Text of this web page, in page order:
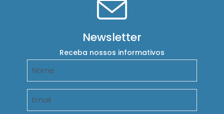
Newsletter
Receba nossos informativos